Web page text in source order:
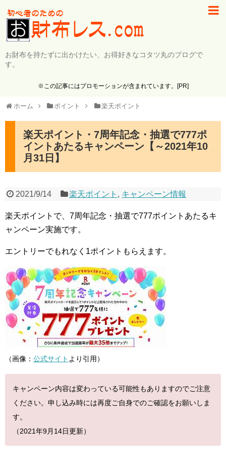
お財布を持たずに出かけたい、お得好きなコタツ丸のブログで
す。
※この記事にはプロモーションが含まれています。[PR]
ホーム ポイント 楽天ポイント
楽天ポイント・7周年記念・抽選で777ポ
イントあたるキャンペーン【～2021年10
月31日】
2021/9/14 楽天ポイント , キャンペーン情報
楽天ポイントで、7周年記念・抽選で777ポイントあたるキ
ャンペーン実施です。
エントリーでもれなく1ポイントもらえます。
（画像： 公式サイト より引用）
キャンペーン内容は変わっている可能性もありますのでご注意
ください。申し込み時には再度ご自身でのご確認をお願いしま
す。
（2021年9月14日更新）